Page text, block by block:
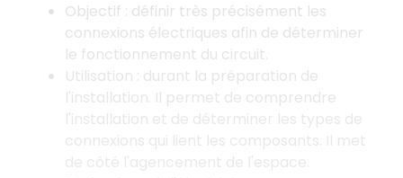
Objectif : définir très précisément les
connexions électriques afin de déterminer
le fonctionnement du circuit.
Utilisation : durant la préparation de
l'installation. Il permet de comprendre